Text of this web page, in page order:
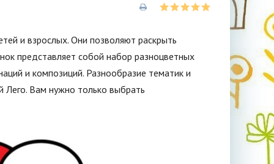
и взрослых. Они позволяют раскрыть
представляет собой набор разноцветных
и композиций. Разнообразие тематик и
Лего. Вам нужно только выбрать